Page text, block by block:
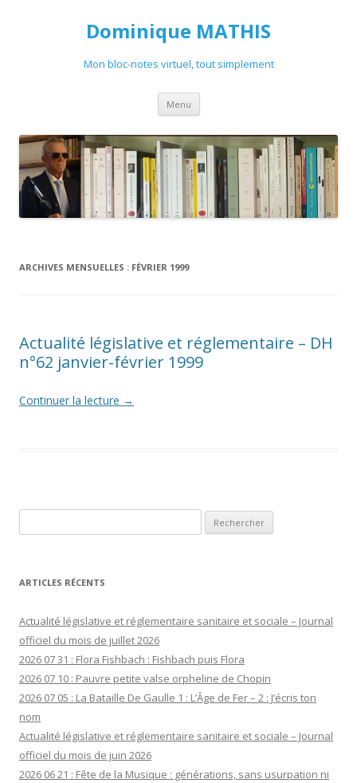
Dominique MATHIS
Mon bloc-notes virtuel, tout simplement
Menu Aller
contenu
ARCHIVES MENSUELLES : FÉVRIER 1999
Actualité législative et réglementaire – DH
n°62 janvier-février 1999
Continuer la lecture →
ARTICLES RÉCENTS
Actualité législative et réglementaire sanitaire et sociale – Journal
officiel du mois de juillet 2026
2026 07 31 : Flora Fishbach : Fishbach puis Flora
2026 07 10 : Pauvre petite valse orpheline de Chopin
2026 07 05 : La Bataille De Gaulle 1 : L’Âge de Fer – 2 : J’écris ton
nom
Actualité législative et réglementaire sanitaire et sociale – Journal
officiel du mois de juin 2026
2026 06 21 : Fête de la Musique : générations, sans usurpation ni